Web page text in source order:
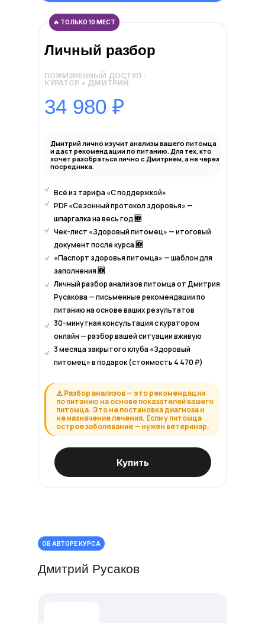
Всё из тарифа «С поддержкой»
PDF «Сезонный протокол здоровья» —
шпаргалка на весь год 🆕
Чек-лист «Здоровый питомец» — итоговый
документ после курса 🆕
«Паспорт здоровья питомца» — шаблон для
заполнения 🆕
Личный разбор анализов питомца от Дмитрия
Русакова — письменные рекомендации по
питанию на основе ваших результатов
30-минутная консультация с куратором
онлайн — разбор вашей ситуации вживую
3 месяца закрытого клуба «Здоровый
питомец» в подарок (стоимость 4 470 ₽)
Дмитрий лично изучит анализы вашего питомца
и даст рекомендации по питанию. Для тех, кто
хочет разобраться лично с Дмитрием, а не через
посредника.
Купить
Личный разбор
⚠️ Разбор анализов — это рекомендации
по питанию на основе показателей вашего
питомца. Это не постановка диагноза и
не назначение лечения. Если у питомца
острое заболевание — нужен ветеринар.
ПОЖИЗНЕННЫЙ ДОСТУП ·
КУРАТОР + ДМИТРИЙ
34 980 ₽
🔥 ТОЛЬКО 10 МЕСТ
Дмитрий Русаков
ОБ АВТОРЕ КУРСА